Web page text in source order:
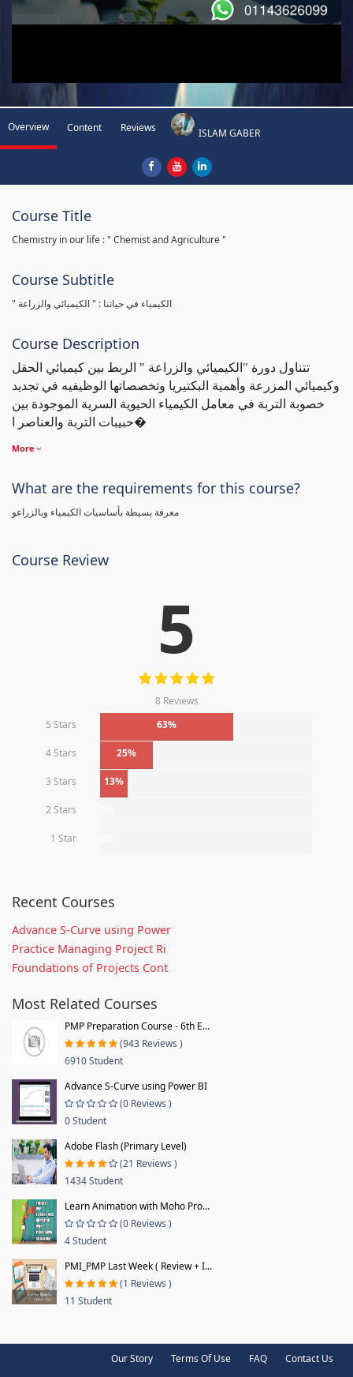
Overview Content Reviews ISLAM GABER
Course Title
Chemistry in our life : " Chemist and Agriculture "
Course Subtitle
" الكيمياء في حياتنا : " الكيميائي والزراعة
Course Description
تتناول دورة "الكيميائي والزراعة " الربط بين كيميائي الحقل
وكيميائي المزرعة وأهمية البكتيريا وتخصصاتها الوظيفيه في تجديد
خصوبة التربة في معامل الكيمياء الحيوية السرية الموجودة بين
حبيبات التربة والعناصر ا�
More
What are the requirements for this course?
معرفة بسيطة بأساسيات الكيمياء وبالزراعو
Course Review
5
8 Reviews
5 Stars
63%
4 Stars 25%
3 Stars 13%
2 Stars
1 Star
Recent Courses
Advance S-Curve using Power
Practice Managing Project Ri
Foundations of Projects Cont
Most Related Courses
PMP Preparation Course - 6th E...
(943 Reviews )
6910 Student
Advance S-Curve using Power BI
(0 Reviews )
0 Student
Adobe Flash (Primary Level)
(21 Reviews )
1434 Student
Learn Animation with Moho Pro...
(0 Reviews )
4 Student
PMI_PMP Last Week ( Review + I...
(1 Reviews )
11 Student
Our Story Terms Of Use FAQ Contact Us